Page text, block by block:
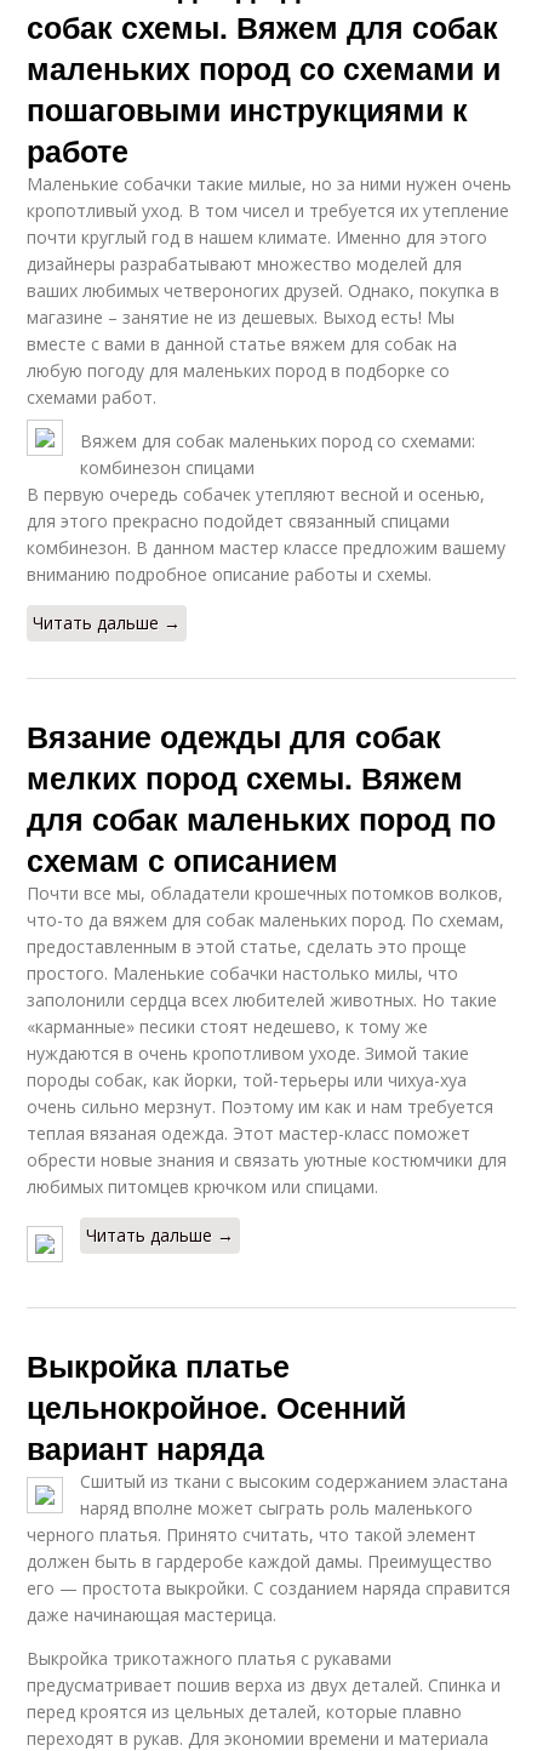
собак схемы. Вяжем для собак
маленьких пород со схемами и
пошаговыми инструкциями к
работе
Маленькие собачки такие милые, но за ними нужен очень
кропотливый уход. В том чисел и требуется их утепление
почти круглый год в нашем климате. Именно для этого
дизайнеры разрабатывают множество моделей для
ваших любимых четвероногих друзей. Однако, покупка в
магазине – занятие не из дешевых. Выход есть! Мы
вместе с вами в данной статье вяжем для собак на
любую погоду для маленьких пород в подборке со
схемами работ.
Вяжем для собак маленьких пород со схемами:
комбинезон спицами
В первую очередь собачек утепляют весной и осенью,
для этого прекрасно подойдет связанный спицами
комбинезон. В данном мастер классе предложим вашему
вниманию подробное описание работы и схемы.
Читать дальше →
Вязание одежды для собак
мелких пород схемы. Вяжем
для собак маленьких пород по
схемам с описанием
Почти все мы, обладатели крошечных потомков волков,
что-то да вяжем для собак маленьких пород. По схемам,
предоставленным в этой статье, сделать это проще
простого. Маленькие собачки настолько милы, что
заполонили сердца всех любителей животных. Но такие
«карманные» песики стоят недешево, к тому же
нуждаются в очень кропотливом уходе. Зимой такие
породы собак, как йорки, той-терьеры или чихуа-хуа
очень сильно мерзнут. Поэтому им как и нам требуется
теплая вязаная одежда. Этот мастер-класс поможет
обрести новые знания и связать уютные костюмчики для
любимых питомцев крючком или спицами.
Читать дальше →
Выкройка платье
цельнокройное. Осенний
вариант наряда
Сшитый из ткани с высоким содержанием эластана
наряд вполне может сыграть роль маленького
черного платья. Принято считать, что такой элемент
должен быть в гардеробе каждой дамы. Преимущество
его — простота выкройки. С созданием наряда справится
даже начинающая мастерица.
Выкройка трикотажного платья с рукавами
предусматривает пошив верха из двух деталей. Спинка и
перед кроятся из цельных деталей, которые плавно
переходят в рукав. Для экономии времени и материала